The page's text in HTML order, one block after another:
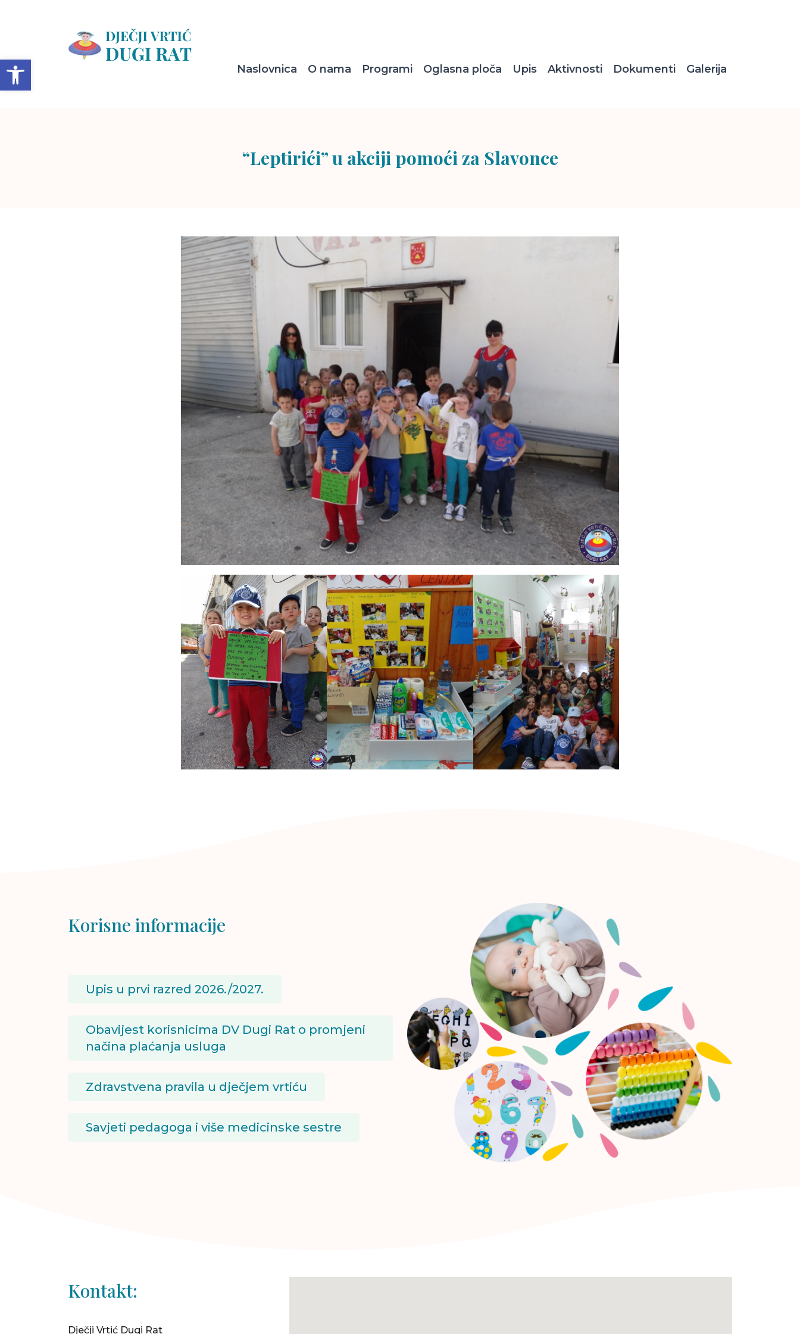
Open toolbar Naslovnica O nama Programi Oglasna ploča Upis Aktivnosti Dokumenti Galerija
“Leptirići” u akciji pomoći za Slavonce
Korisne informacije
Upis u prvi razred 2026./2027.
Obavijest korisnicima DV Dugi Rat o promjeni
načina plaćanja usluga
Zdravstvena pravila u dječjem vrtiću
Savjeti pedagoga i više medicinske sestre
Kontakt:
Dječji Vrtić Dugi Rat